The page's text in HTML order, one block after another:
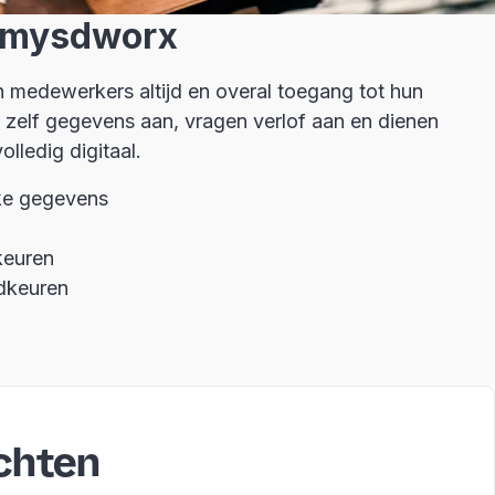
medewerkers altijd en overal toegang tot hun
gegevens aan, vragen verlof aan en dienen
digitaal.
gegevens